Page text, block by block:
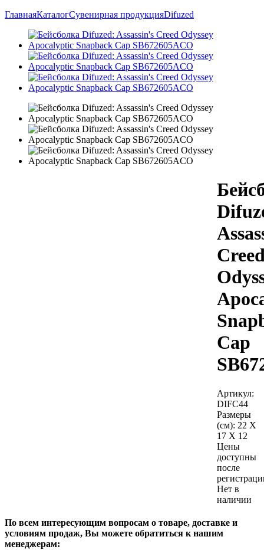
ГлавнаяКаталогСувенирная продукцияDifuzed
Cap
Артикул:
DIFC44
Размеры
(см): 22 X
17 X 12
Цены
доступны
после
Нет в
наличии
По всем интересующим вопросам о товаре, доставке и
условиям продаж, Вы можете обратиться к нашим
менеджерам: